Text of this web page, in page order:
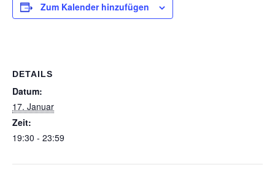
Zum Kalender hinzufügen
DETAILS
Datum:
17. Januar
Zeit:
19:30 - 23:59